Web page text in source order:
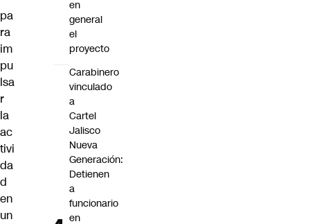
pa
ra
im
pu
lsa
r
la
ac
tivi
da
d
en
un
en
general
el
proyecto
Carabinero
vinculado
a
Cartel
Jalisco
Nueva
Generación:
Detienen
a
funcionario
en